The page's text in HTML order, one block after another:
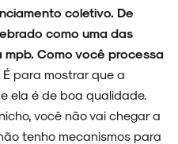
coletivo. De
como uma das
Como você processa
É para mostrar que a
ela é de boa qualidade.
você não vai chegar a
tenho mecanismos para